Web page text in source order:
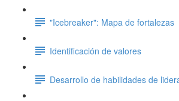
"Icebreaker": Mapa de fortalezas
Identificación de valores
Desarrollo de habilidades de